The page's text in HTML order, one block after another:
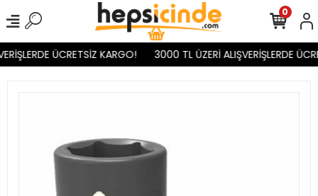
ÜCRETSİZ KARGO! 3000 TL ÜZERİ ALIŞVERİŞLERDE
0